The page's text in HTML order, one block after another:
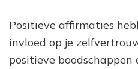
Positieve affirmaties
invloed op je
positieve